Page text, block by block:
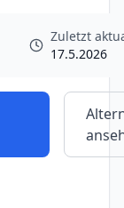
Zuletzt
17.5.2026